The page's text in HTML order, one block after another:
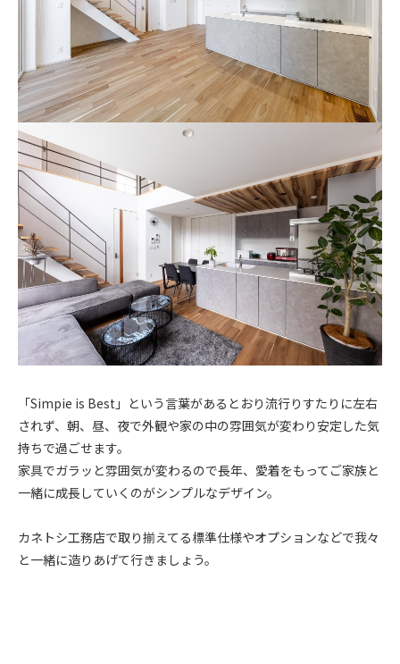
「Simpie is Best」という言葉があるとおり流行りすたりに左右
されず、朝、昼、夜で外観や家の中の雰囲気が変わり安定した気
持ちで過ごせます。
家具でガラッと雰囲気が変わるので長年、愛着をもってご家族と
一緒に成長していくのがシンプルなデザイン。
カネトシ工務店で取り揃えてる標準仕様やオプションなどで我々
と一緒に造りあげて行きましょう。